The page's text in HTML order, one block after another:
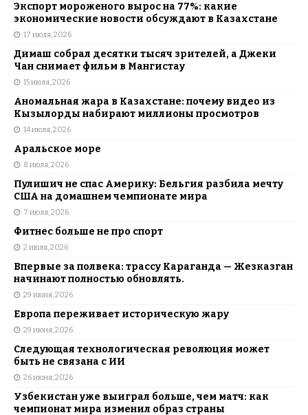
Экспорт мороженого вырос на 77%: какие
экономические новости обсуждают в Казахстане
17 июля, 2026
Димаш собрал десятки тысяч зрителей, а Джеки
Чан снимает фильм в Мангистау
15 июля, 2026
Аномальная жара в Казахстане: почему видео из
Кызылорды набирают миллионы просмотров
14 июля, 2026
Аральское море
8 июля, 2026
Пулишич не спас Америку: Бельгия разбила мечту
США на домашнем чемпионате мира
7 июля, 2026
Фитнес больше не про спорт
2 июля, 2026
Впервые за полвека: трассу Караганда — Жезказган
начинают полностью обновлять.
29 июня, 2026
Европа переживает историческую жару
29 июня, 2026
Следующая технологическая революция может
быть не связана с ИИ
26 июня, 2026
Узбекистан уже выиграл больше, чем матч: как
чемпионат мира изменил образ страны